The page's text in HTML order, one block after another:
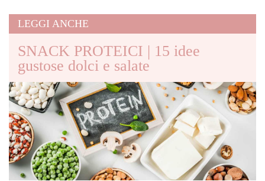
LEGGI ANCHE
SNACK PROTEICI | 15 idee
gustose dolci e salate